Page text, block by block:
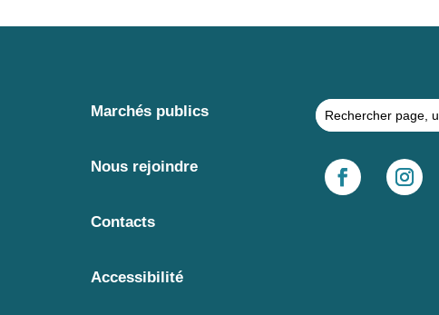
Marchés publics
Nous rejoindre
Contacts
Accessibilité